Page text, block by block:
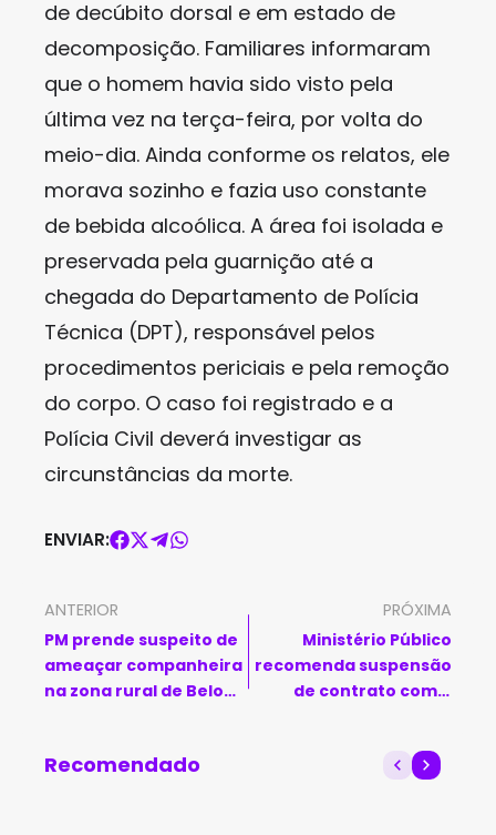
de decúbito dorsal e em estado de
decomposição. Familiares informaram
que o homem havia sido visto pela
última vez na terça-feira, por volta do
meio-dia. Ainda conforme os relatos, ele
morava sozinho e fazia uso constante
de bebida alcoólica. A área foi isolada e
preservada pela guarnição até a
chegada do Departamento de Polícia
Técnica (DPT), responsável pelos
procedimentos periciais e pela remoção
do corpo. O caso foi registrado e a
Polícia Civil deverá investigar as
circunstâncias da morte.
ENVIAR:
ANTERIOR
PM prende suspeito de
ameaçar companheira
na zona rural de Belo
PRÓXIMA
Ministério Público
recomenda suspensão
de contrato com a
Senhora
Recomendado